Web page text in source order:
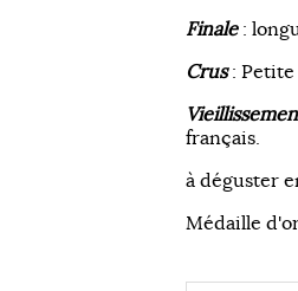
Finale:
Crus: Petite
français.
à déguster
Médaille